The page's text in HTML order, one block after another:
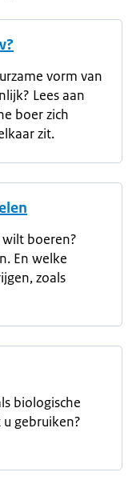
vorm van
Lees aan
boer zich
zit.
boeren?
En welke
zoals
biologische
gebruiken?